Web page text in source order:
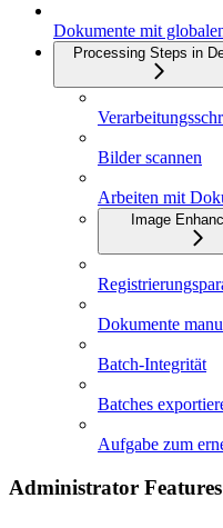
Dokumente mit
Processing Steps in
Bilder scannen
Arbeiten mit
Image
Dokumente
Batch-Integrität
Batches
Aufgabe zum
Administrator Features